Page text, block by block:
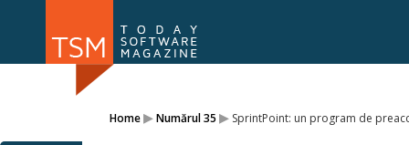
Home▸Numărul 35 ▸ SprintPoint: un program de